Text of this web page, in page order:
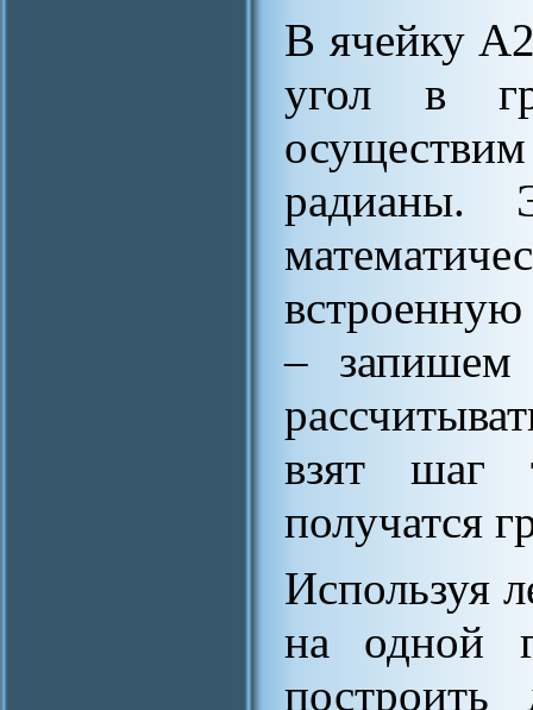
В ячейку
угол в
радианы.
– запишем
взят шаг
получатся
Используя
на одной